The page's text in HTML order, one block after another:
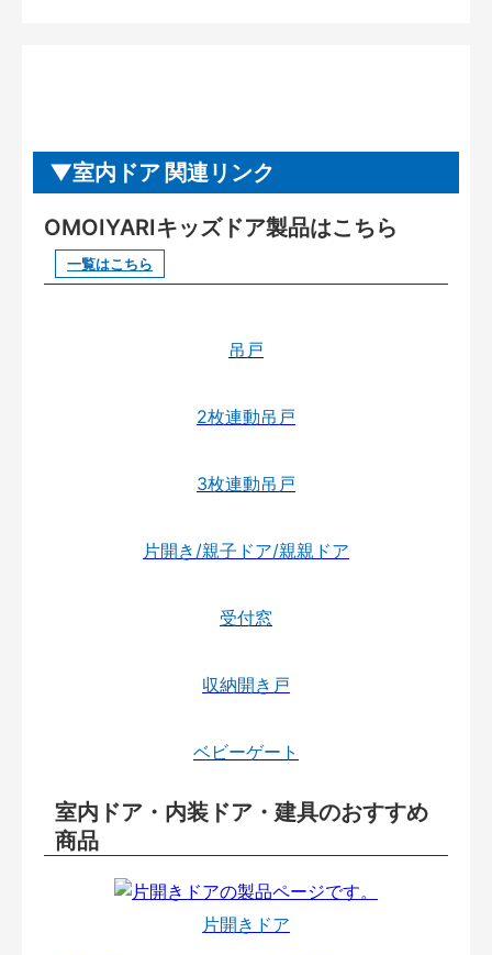
室内ドア 関連リンク
OMOIYARIキッズドア製品はこちら
一覧はこちら
吊戸
2枚連動吊戸
3枚連動吊戸
片開き/親子ドア/親親ドア
受付窓
収納開き戸
ベビーゲート
室内ドア・内装ドア・建具のおすすめ
商品
片開きドア